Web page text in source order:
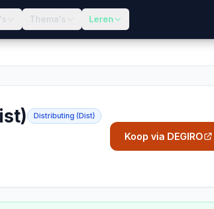
Thema's Leren
Distributing (Dist)
Koop via DEGIRO